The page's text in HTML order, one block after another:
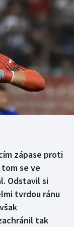
zápase proti
se ve
Odstavil si
tvrdou ránu
tak